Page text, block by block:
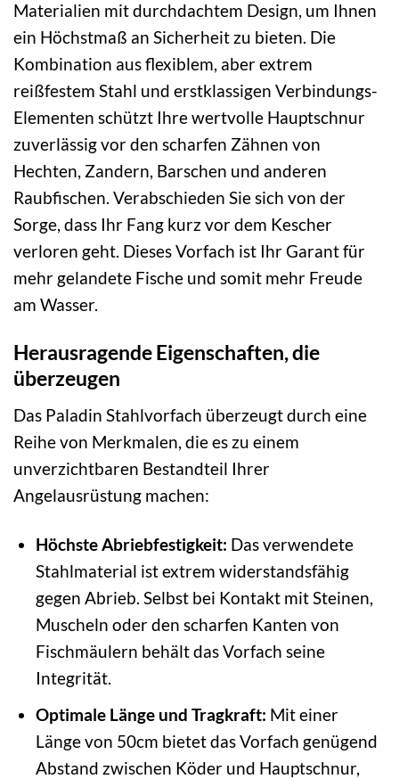
Materialien mit durchdachtem Design, um Ihnen
ein Höchstmaß an Sicherheit zu bieten. Die
Kombination aus flexiblem, aber extrem
reißfestem Stahl und erstklassigen Verbindungs-
Elementen schützt Ihre wertvolle Hauptschnur
zuverlässig vor den scharfen Zähnen von
Hechten, Zandern, Barschen und anderen
Raubfischen. Verabschieden Sie sich von der
Sorge, dass Ihr Fang kurz vor dem Kescher
verloren geht. Dieses Vorfach ist Ihr Garant für
mehr gelandete Fische und somit mehr Freude
am Wasser.
Herausragende Eigenschaften, die
überzeugen
Das Paladin Stahlvorfach überzeugt durch eine
Reihe von Merkmalen, die es zu einem
unverzichtbaren Bestandteil Ihrer
Angelausrüstung machen:
Höchste Abriebfestigkeit: Das verwendete
Stahlmaterial ist extrem widerstandsfähig
gegen Abrieb. Selbst bei Kontakt mit Steinen,
Muscheln oder den scharfen Kanten von
Fischmäulern behält das Vorfach seine
Integrität.
Optimale Länge und Tragkraft: Mit einer
Länge von 50cm bietet das Vorfach genügend
Abstand zwischen Köder und Hauptschnur,